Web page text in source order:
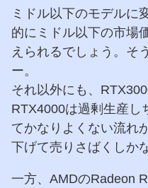
ミドル以下のモデルに
的にミドル以下の市場
えられるでしょう。そ
ー。
それ以外にも、
RTX4000は過剰生産し
てかなりよくない流れ
下げて売りさばくしか
一方、AMDのRadeon